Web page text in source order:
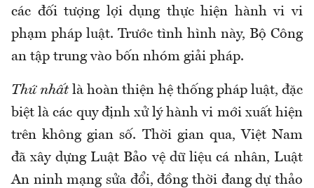
các đối tượng lợi dụng thực hiện hành vi vi
phạm pháp luật. Trước tình hình này, Bộ Công
an tập trung vào bốn nhóm giải pháp.
Thứ nhấtlà hoàn thiện hệ thống pháp luật, đặc
biệt là các quy định xử lý hành vi mới xuất hiện
trên không gian số. Thời gian qua, Việt Nam
đã xây dựng Luật Bảo vệ dữ liệu cá nhân, Luật
An ninh mạng sửa đổi, đồng thời đang dự thảo